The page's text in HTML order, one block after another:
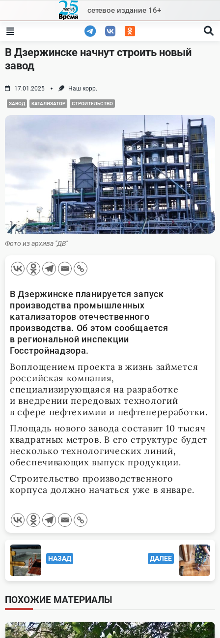
content
сетевое издание 16+
В Дзержинске начнут строить новый
завод
17.01.2025 Наш корр.
ЗАВОД КАТАЛИЗАТОР СТРОИТЕЛЬСТВО
Фото из архива "ДВ"
В Дзержинске планируется запуск
производства промышленных
катализаторов отечественного
производства. Об этом сообщается
в региональной инспекции
Госстройнадзора.
Воплощением проекта в жизнь займется
российская компания,
специализирующаяся на разработке
и внедрении передовых технологий
в сфере нефтехимии и нефтепереработки.
Площадь нового завода составит 10 тысяч
квадратных метров. В его структуре будет
несколько технологических линий,
обеспечивающих выпуск продукции.
Строительство производственного
корпуса должно начаться уже в январе.
<span
class="nav-
subtitle
screen-
reader-
text">Page</span>
НАЗАД ДАЛЕЕ
ПОХОЖИЕ МАТЕРИАЛЫ